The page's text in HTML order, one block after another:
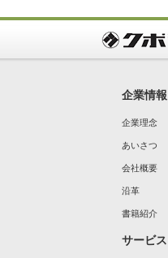
企業情報
企業理念
あいさつ
会社概要
沿革
書籍紹介
サービス